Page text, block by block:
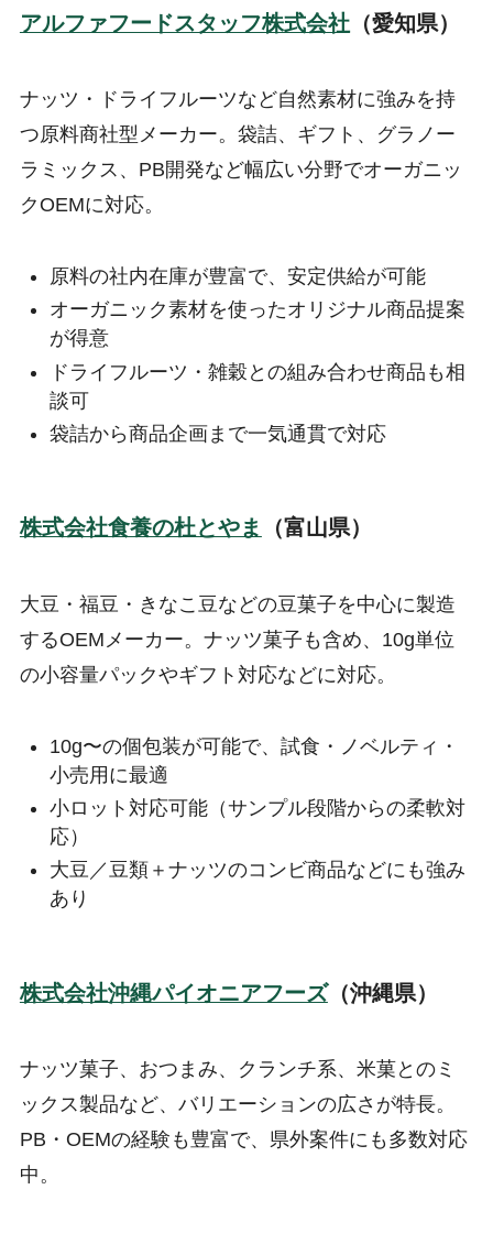
アルファフードスタッフ株式会社（愛知県）
ナッツ・ドライフルーツなど自然素材に強みを持
つ原料商社型メーカー。袋詰、ギフト、グラノー
ラミックス、PB開発など幅広い分野でオーガニッ
クOEMに対応。
原料の社内在庫が豊富で、安定供給が可能
オーガニック素材を使ったオリジナル商品提案
が得意
ドライフルーツ・雑穀との組み合わせ商品も相
談可
袋詰から商品企画まで一気通貫で対応
株式会社食養の杜とやま （富山県）
大豆・福豆・きなこ豆などの豆菓子を中心に製造
するOEMメーカー。ナッツ菓子も含め、10g単位
の小容量パックやギフト対応などに対応。
10g〜の個包装が可能で、試食・ノベルティ・
小売用に最適
小ロット対応可能（サンプル段階からの柔軟対
応）
大豆／豆類＋ナッツのコンビ商品などにも強み
あり
株式会社沖縄パイオニアフーズ（沖縄県）
ナッツ菓子、おつまみ、クランチ系、米菓とのミ
ックス製品など、バリエーションの広さが特長。
PB・OEMの経験も豊富で、県外案件にも多数対応
中。